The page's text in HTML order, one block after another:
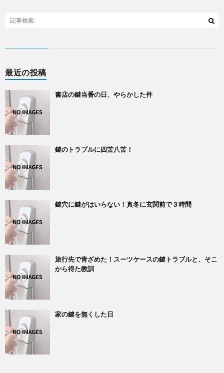
最近の投稿
書店の鍵当番の日、やらかした件
鍵のトラブルに四苦八苦！
鍵穴に鍵がはいらない！真冬に玄関前で３時間
旅行先で青ざめた！スーツケースの鍵トラブルと、そこ
から得た教訓
家の鍵を無くした日